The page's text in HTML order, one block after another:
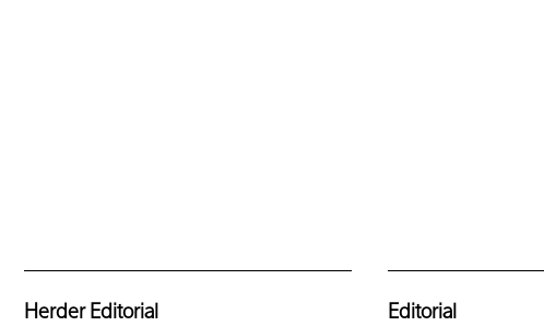
Herder Editorial Editorial